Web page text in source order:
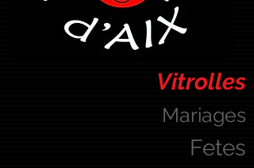
Vitrolles
Mariages
Fetes